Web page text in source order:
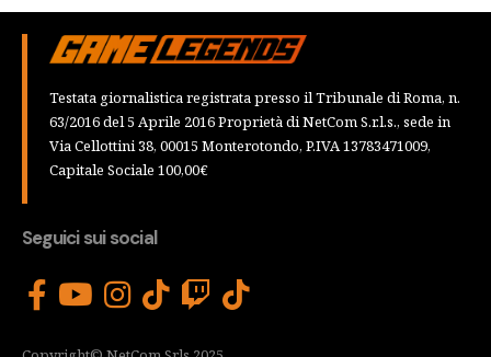
Testata giornalistica registrata presso il Tribunale di Roma, n.
63/2016 del 5 Aprile 2016 Proprietà di NetCom S.r.l.s., sede in
Via Cellottini 38, 00015 Monterotondo, P.IVA 13783471009,
Capitale Sociale 100,00€
Seguici sui social